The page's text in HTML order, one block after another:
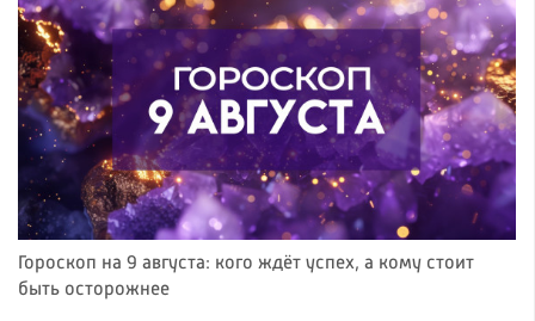
Гороскоп на 9 августа: кого ждёт успех, а кому стоит
быть осторожнее